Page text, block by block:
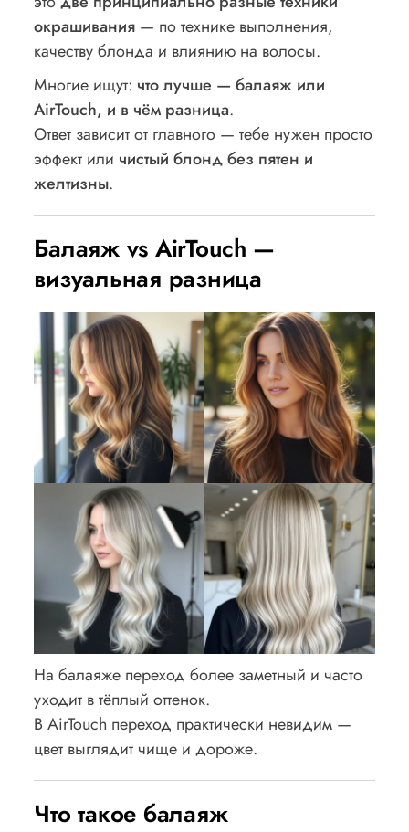
окрашивания — по технике выполнения,
качеству блонда и влиянию на волосы.
Многие ищут: что лучше — балаяж или
AirTouch, и в чём разница.
Ответ зависит от главного — тебе нужен просто
эффект или чистый блонд без пятен и
желтизны.
Балаяж vs AirTouch —
визуальная разница
На балаяже переход более заметный и часто
уходит в тёплый оттенок.
В AirTouch переход практически невидим —
цвет выглядит чище и дороже.
Что такое балаяж